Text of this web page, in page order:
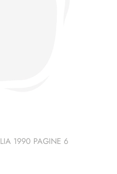
1990 PAGINE 6